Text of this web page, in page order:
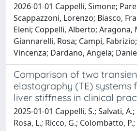
2026-01-01 Cappelli, Simone;
Scappazzoni, Lorenzo; Biasco,
Eleni; Coppelli, Alberto; Aragona,
Giannarelli, Rosa; Campi,
Vincenza; Dardano, Angela;
Comparison of two
elastography (TE) systems
liver stiffness in clinical
2025-01-01 Cappelli, S.; Salvati,
Rosa, L.; Ricco, G.; Colombatto,